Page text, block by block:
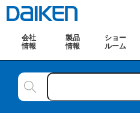
会社
情報
製品
情報
ショー
ルーム